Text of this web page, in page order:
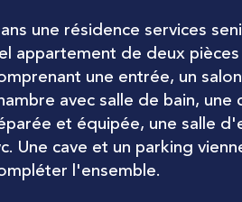
Valeurs
de pièces
une résidence services
appartement de deux pièces
une entrée, un
avec salle de bain, une
et équipée, une salle
Une cave et un parking
l'ensemble.